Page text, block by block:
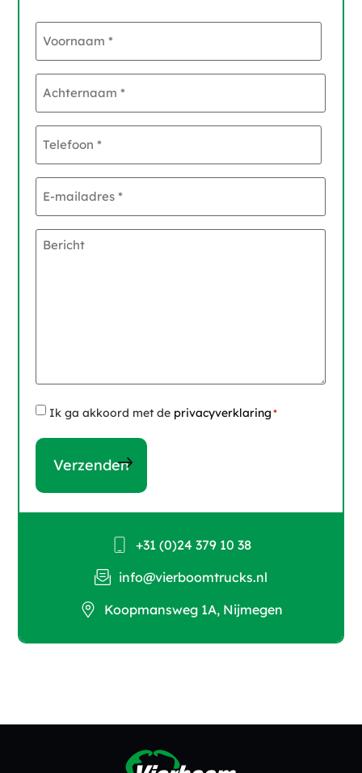
Voornaam
Achternaam
Telefoon
E-
mailadres
Bericht
Instemming
Ik ga akkoord met de privacyverklaring*
+31 (0)24 379 10 38
info@vierboomtrucks.nl
Koopmansweg 1A, Nijmegen